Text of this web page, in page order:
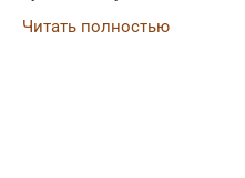
Читать полностью